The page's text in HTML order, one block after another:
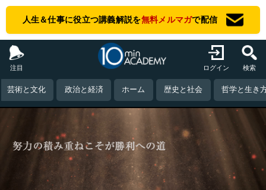
人生＆仕事に役立つ講義解説を無料メルマガで配信
注目 ログイン 検索
芸術と文化 政治と経済 ホーム 歴史と社会 哲学と生き